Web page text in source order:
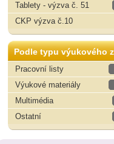
Tablety - výzva č. 51
CKP výzva č.10
Podle typu výukového
Pracovní listy
Výukové materiály
Multimédia
Ostatní